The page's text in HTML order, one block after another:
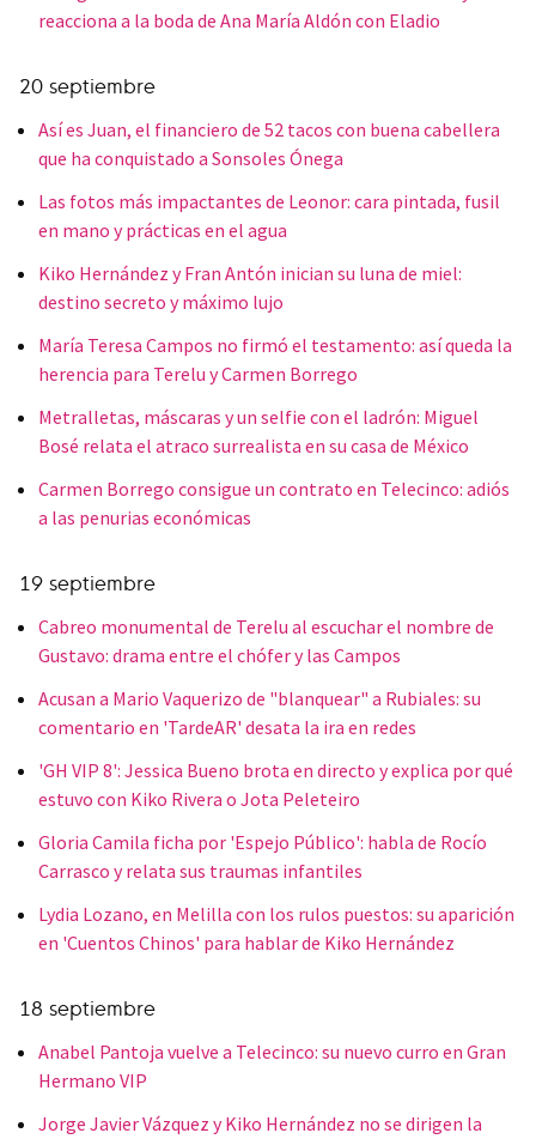
reacciona a la boda de Ana María Aldón con Eladio
20 septiembre
Así es Juan, el financiero de 52 tacos con buena cabellera
que ha conquistado a Sonsoles Ónega
Las fotos más impactantes de Leonor: cara pintada, fusil
en mano y prácticas en el agua
Kiko Hernández y Fran Antón inician su luna de miel:
destino secreto y máximo lujo
María Teresa Campos no firmó el testamento: así queda la
herencia para Terelu y Carmen Borrego
Metralletas, máscaras y un selfie con el ladrón: Miguel
Bosé relata el atraco surrealista en su casa de México
Carmen Borrego consigue un contrato en Telecinco: adiós
a las penurias económicas
19 septiembre
Cabreo monumental de Terelu al escuchar el nombre de
Gustavo: drama entre el chófer y las Campos
Acusan a Mario Vaquerizo de "blanquear" a Rubiales: su
comentario en 'TardeAR' desata la ira en redes
'GH VIP 8': Jessica Bueno brota en directo y explica por qué
estuvo con Kiko Rivera o Jota Peleteiro
Gloria Camila ficha por 'Espejo Público': habla de Rocío
Carrasco y relata sus traumas infantiles
Lydia Lozano, en Melilla con los rulos puestos: su aparición
en 'Cuentos Chinos' para hablar de Kiko Hernández
18 septiembre
Anabel Pantoja vuelve a Telecinco: su nuevo curro en Gran
Hermano VIP
Jorge Javier Vázquez y Kiko Hernández no se dirigen la